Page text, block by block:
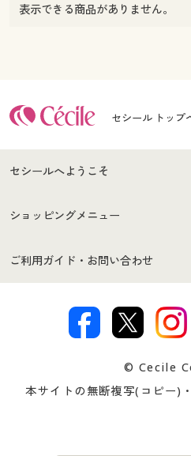
表示できる商品がありません。
セシール トップ
セシールへようこそ
はじめての方へ
セシールご利用規約
著作権・商標について
ショッピングメニュー
商品カテゴリ
プレゼント＆キャンペーン
ご利用ガイド・お問い合わせ
交換・返品は
ついて
© Cecile
本サイトの無断複写(コピー)